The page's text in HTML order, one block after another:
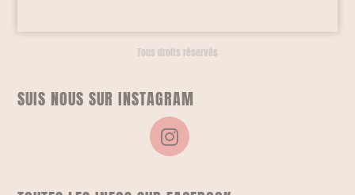
Tous droits réservés
SUIS NOUS SUR INSTAGRAM